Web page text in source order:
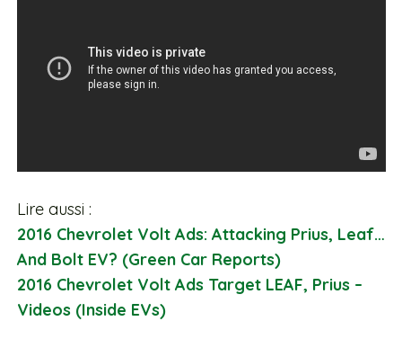
Lire aussi :
2016 Chevrolet Volt Ads: Attacking Prius, Leaf…
And Bolt EV? (Green Car Reports)
2016 Chevrolet Volt Ads Target LEAF, Prius –
Videos (Inside EVs)